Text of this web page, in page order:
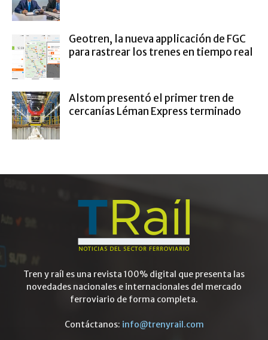
Geotren, la nueva applicación de FGC
para rastrear los trenes en tiempo real
Alstom presentó el primer tren de
cercanías Léman Express terminado
Tren y raíl es una revista 100% digital que presenta las
novedades nacionales e internacionales del mercado
ferroviario de forma completa.
Contáctanos: info@trenyrail.com